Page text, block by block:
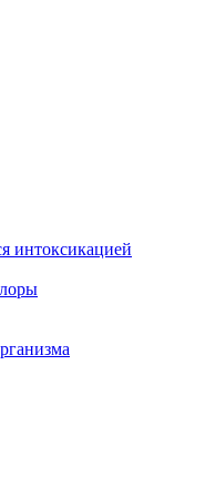
интоксикацией